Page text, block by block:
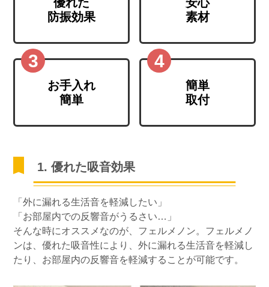
防振効果
素材
お手入れ
簡単
簡単
取付
1. 優れた吸音効果
「外に漏れる生活音を軽減したい」
「お部屋内での反響音がうるさい…」
そんな時にオススメなのが、フェルメノン。フェルメノ
ンは、優れた吸音性により、外に漏れる生活音を軽減し
たり、お部屋内の反響音を軽減することが可能です。